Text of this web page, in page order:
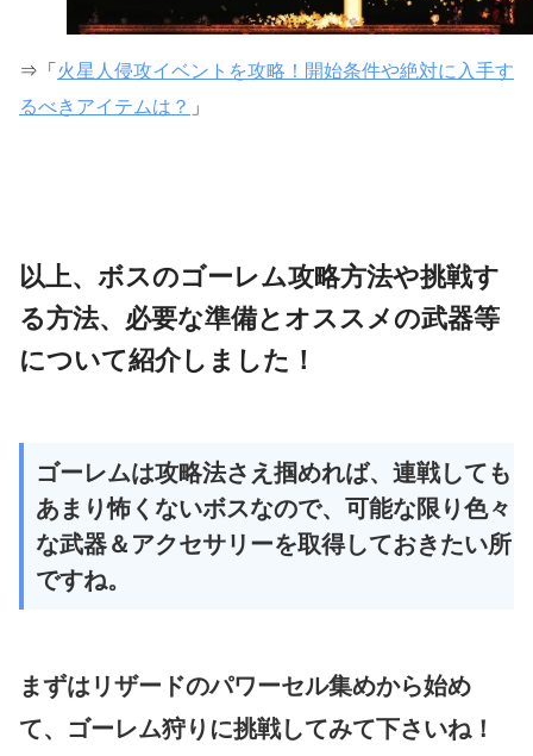
⇒「 火星人侵攻イベントを攻略！開始条件や絶対に入手す
るべきアイテムは？ 」
以上、ボスのゴーレム攻略方法や挑戦す
る方法、必要な準備とオススメの武器等
について紹介しました！
ゴーレムは攻略法さえ掴めれば、連戦しても
あまり怖くないボスなので、可能な限り色々
な武器＆アクセサリーを取得しておきたい所
ですね。
まずはリザードのパワーセル集めから始め
て、ゴーレム狩りに挑戦してみて下さいね！